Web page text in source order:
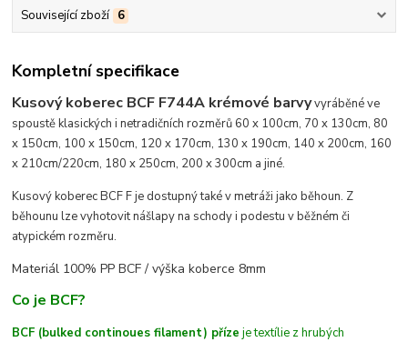
Související zboží 6
Kompletní specifikace
Kusový koberec BCF F744A krémové barvyvyráběné ve
spoustě klasickýchi netradičníchrozměrů 60 x 100cm, 70 x 130cm, 80
x 150cm, 100 x 150cm, 120 x 170cm, 130 x 190cm, 140 x 200cm, 160
x 210cm/220cm, 180 x 250cm, 200 x 300cm a jiné.
Kusový koberec BCF F je dostupný také v metráži jako běhoun. Z
běhounu lze vyhotovit nášlapy na schody i podestu v běžném či
atypickém rozměru.
Materiál 100% PP BCF /výška koberce 8mm
Co je BCF?
BCF (bulked continoues filament) příze je textílie z hrubých